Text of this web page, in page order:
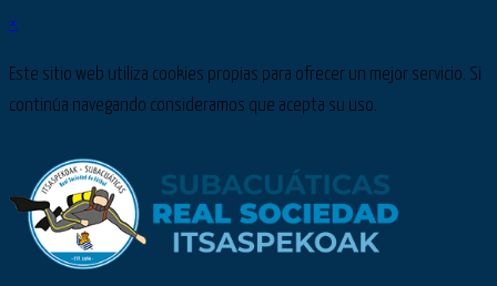
×
Este sitio web utiliza cookies propias para ofrecer un mejor servicio. Si
continúa navegando consideramos que acepta su uso.